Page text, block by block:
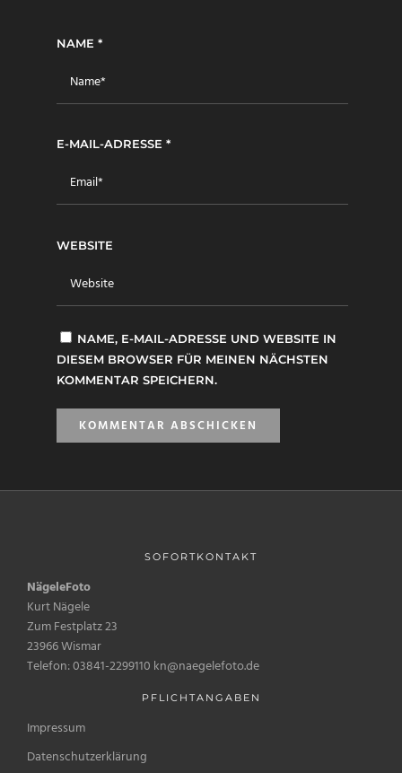
NAME *
E-MAIL-ADRESSE *
WEBSITE
NAME, E-MAIL-ADRESSE UND WEBSITE IN
DIESEM BROWSER FÜR MEINEN NÄCHSTEN
KOMMENTAR SPEICHERN.
SOFORTKONTAKT
NägeleFoto
Kurt Nägele
Zum Festplatz 23
23966 Wismar
Telefon: 03841-2299110 kn@naegelefoto.de
PFLICHTANGABEN
Impressum
Datenschutzerklärung